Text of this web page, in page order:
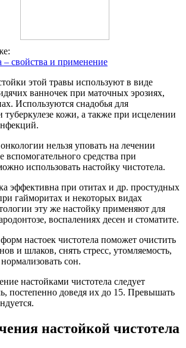
свойства и применение
этой травы используют в виде
ванночек при маточных эрозиях,
Используются снадобья для
туберкулезе кожи, а также при исцелении
нельзя уповать на лечении
вспомогательного средства при
использовать настойку чистотела.
эффективна при отитах и др. простудных
гайморитах и некоторых видах
эту же настойку применяют для
воспалениях десен и стоматите.
настоек чистотела поможет очистить
и шлаков, снять стресс, утомляемость,
сон.
настойками чистотела следует
постепенно доведя их до 15. Превышать
настойкой чистотела